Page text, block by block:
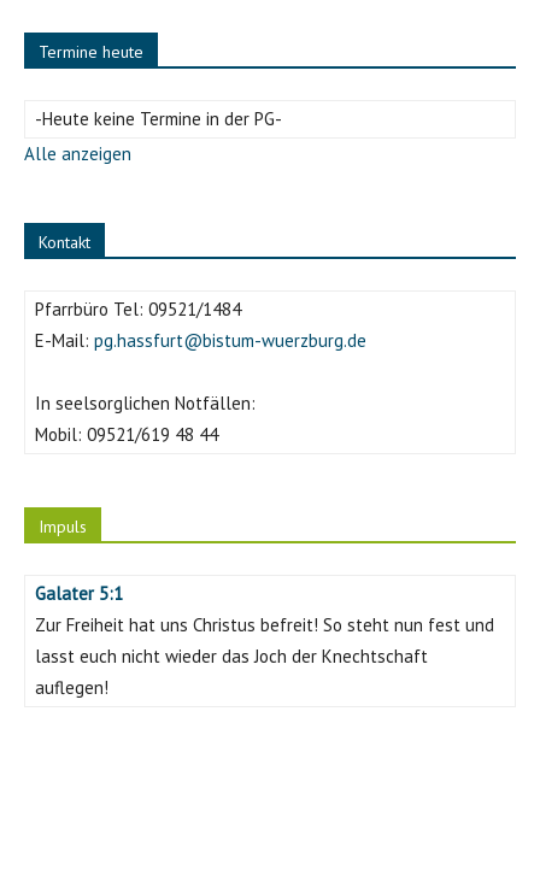
Termine heute
-Heute keine Termine in der PG-
Alle anzeigen
Kontakt
Pfarrbüro Tel: 09521/1484
E-Mail: pg.hassfurt@bistum-wuerzburg.de
In seelsorglichen Notfällen:
Mobil: 09521/619 48 44
Impuls
Galater 5:1
Zur Freiheit hat uns Christus befreit! So steht nun fest und
lasst euch nicht wieder das Joch der Knechtschaft
auflegen!